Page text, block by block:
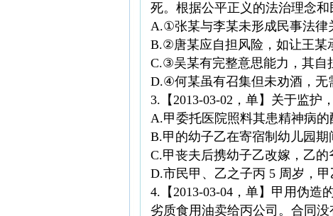
死。根据公平正义的法治理念
A.①张某与李某未形成民事法律
B.②唐某应自担风险，如让王某
C.③吴某有完整意思能力，其自
D.④何某虽有召集但未劝酒，无
3.【2013-03-02，单】关于监护
A.甲委托医院照料其患精神病
B.甲的幼子乙在寄宿制幼儿园
C.甲丧夫后携幼子乙改嫁，乙
D.市民甲、乙之子丙 5 周岁，
4.【2013-03-04，单】甲用伪
劣质食用油卖给丙公司。合同